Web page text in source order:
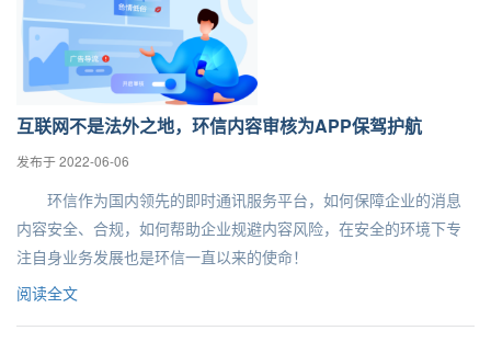
互联网不是法外之地，环信内容审核为APP保驾护航
发布于 2022-06-06
环信作为国内领先的即时通讯服务平台，如何保障企业的消息
内容安全、合规，如何帮助企业规避内容风险，在安全的环境下专
注自身业务发展也是环信一直以来的使命！
阅读全文